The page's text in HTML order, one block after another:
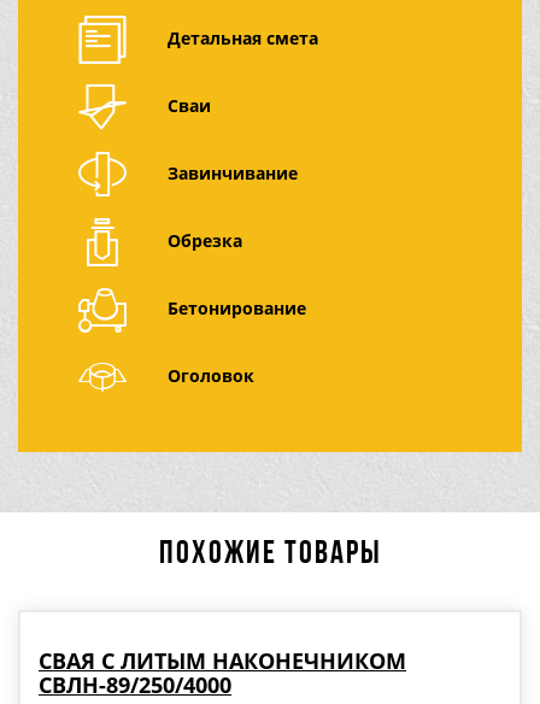
Детальная смета
Сваи
Завинчивание
Обрезка
Бетонирование
Оголовок
ПОХОЖИЕ ТОВАРЫ
СВАЯ С ЛИТЫМ НАКОНЕЧНИКОМ
СВЛН-89/250/4000